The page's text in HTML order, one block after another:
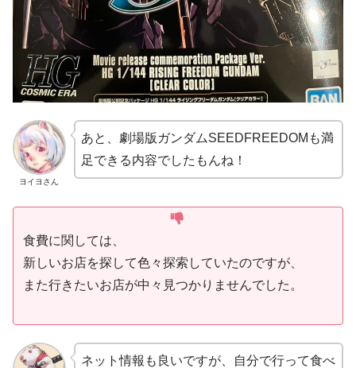
ヨイヨさん
あと、劇場版ガンダムSEEDFREEDOMも満
足できる内容でしたもんね！
食費に関しては、
新しいお店を探して色々探索していたのですが、
また行きたいお店が中々見つかりませんでした。
ネット情報も良いですが、自分で行って食べ